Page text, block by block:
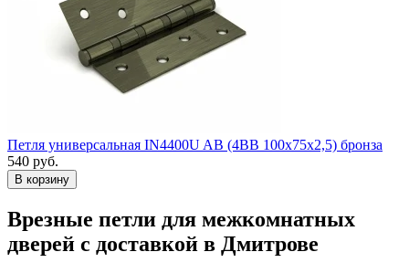
Петля универсальная IN4400U AB (4BB 100x75x2,5) бронза
540 руб.
Врезные петли для межкомнатных
дверей с доставкой в Дмитрове